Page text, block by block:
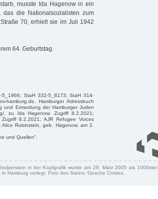
musste Ida Hagenow in ein
das die Nationalsozialisten zum
70, erhielt sie im Juli 1942
64. Geburtstag.
StaH 332-5_8173; StaH 314-
hamburg.de, Hamburger Adressbuch
und Ermordung der Hamburger Juden
, zu Ida Hagenow, Zugriff 8.2.2021;
Zugriff 8.2.2021; AJR Refugee Voices
Rubinstein, geb. Hagenow, am 2.
und Quellen".
in der Kopfgrafik wurde am 29. März 2005 als 1000ster
in Hamburg verlegt. Foto des Steins: Gesche Cordes.